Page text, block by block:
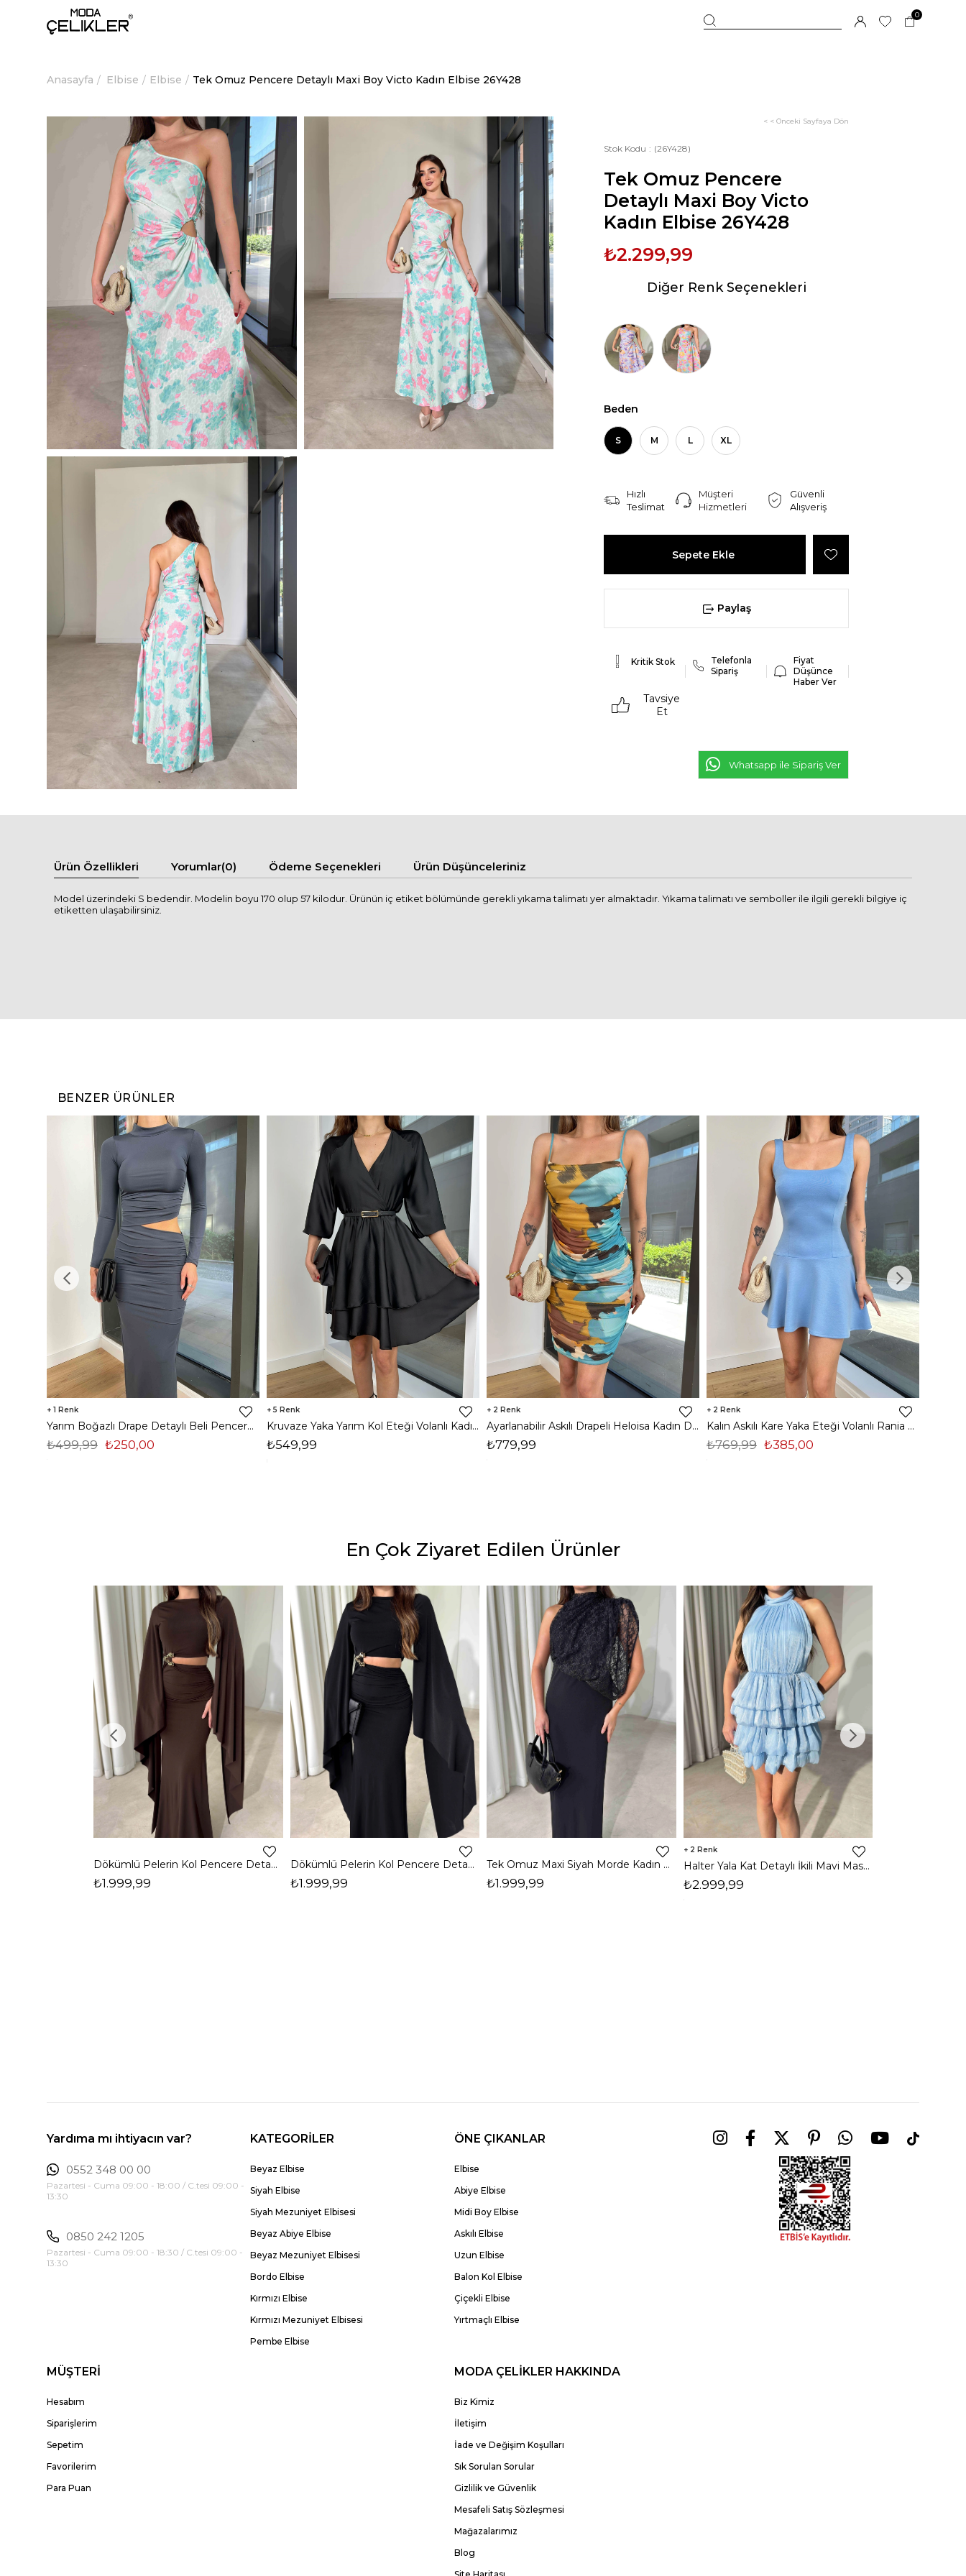
0
Anasayfa Elbise Elbise Tek Omuz Pencere Detaylı Maxi Boy Victo Kadın Elbise 26Y428
< < Önceki Sayfaya Dön
Stok Kodu (26Y428)
Tek Omuz Pencere
Detaylı Maxi Boy Victo
Kadın Elbise 26Y428
₺2.299,99
Diğer Renk Seçenekleri
Beden
S M L XL
Hızlı
Teslimat
Müşteri
Hizmetleri
Güvenli
Alışveriş
Paylaş
Kritik Stok
Telefonla
Sipariş
Fiyat
Düşünce
Haber Ver
Tavsiye
Et
Whatsapp ile Sipariş Ver
Ürün Özellikleri Yorumlar(0) Ödeme Seçenekleri Ürün Düşünceleriniz
Model üzerindeki S bedendir. Modelin boyu 170 olup 57 kilodur. Ürünün iç etiket bölümünde gerekli yıkama talimatı yer almaktadır. Yıkama talimatı ve semboller ile ilgili gerekli bilgiye iç
etiketten ulaşabilirsiniz.
BENZER ÜRÜNLER
1
Yarım Boğazlı Drape Detaylı Beli Pencere Detaylı Andriel Kadın Füme Elbise 24k205
₺250,00
₺499,99
5
Kruvaze Yaka Yarım Kol Eteği Volanlı Kadın Siyah Saten Mini Elbise 24Y300
₺549,99
2
Ayarlanabilir Askılı Drapeli Heloisa Kadın Desenli Mavi Mini Elbise 23Y000506
₺779,99
2
Kalın Askılı Kare Yaka Eteği Volanlı Rania Kadın Mavi Mini Elbise 24Y373
₺385,00
₺769,99
En Çok Ziyaret Edilen Ürünler
Dökümlü Pelerin Kol Pencere Detaylı Maxi Kahverengi Arlev Kadın Elbise 26Y511
₺1.999,99
Dökümlü Pelerin Kol Pencere Detaylı Maxi Siyah Arlev Kadın Elbise 26Y511
₺1.999,99
Tek Omuz Maxi Siyah Morde Kadın Elbise 26Y513
₺1.999,99
2
Halter Yala Kat Detaylı İkili Mavi Maso Kadın Takım 26Y505
₺2.999,99
Yardıma mı ihtiyacın var?
0552 348 00 00
Pazartesi - Cuma 09:00 - 18:00 / C.tesi 09:00 -
13:30
0850 242 1205
Pazartesi - Cuma 09:00 - 18:30 / C.tesi 09:00 -
13:30
KATEGORİLER
Beyaz Elbise
Siyah Elbise
Siyah Mezuniyet Elbisesi
Beyaz Abiye Elbise
Beyaz Mezuniyet Elbisesi
Bordo Elbise
Kırmızı Elbise
Kırmızı Mezuniyet Elbisesi
Pembe Elbise
ÖNE ÇIKANLAR
Elbise
Abiye Elbise
Midi Boy Elbise
Askılı Elbise
Uzun Elbise
Balon Kol Elbise
Çiçekli Elbise
Yırtmaçlı Elbise
MÜŞTERİ
Hesabım
Siparişlerim
Sepetim
Favorilerim
Para Puan
MODA ÇELİKLER HAKKINDA
Biz Kimiz
İletişim
İade ve Değişim Koşulları
Sık Sorulan Sorular
Gizlilik ve Güvenlik
Mesafeli Satış Sözleşmesi
Mağazalarımız
Blog